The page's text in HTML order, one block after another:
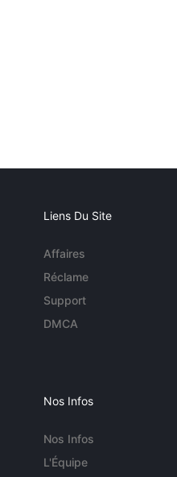
Liens Du Site
Affaires
Réclame
Support
DMCA
Nos Infos
Nos Infos
L'Équipe